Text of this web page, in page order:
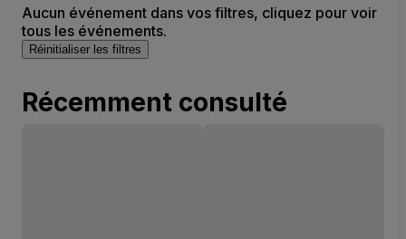
Aucun événement dans vos filtres, cliquez pour voir
tous les événements.
Réinitialiser les filtres
Récemment consulté